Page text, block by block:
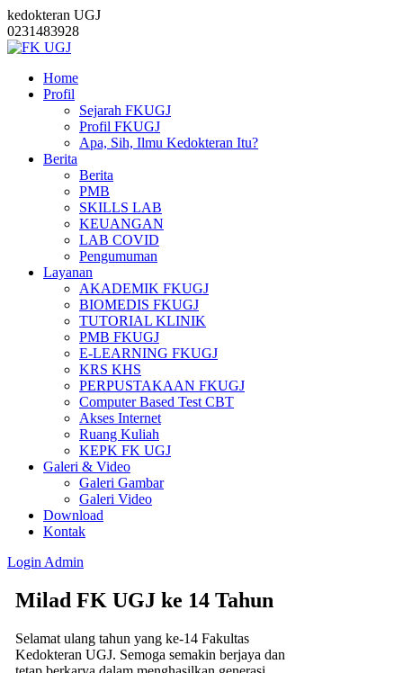
kedokteran UGJ
0231483928
Home
Profil
Sejarah FKUGJ
Profil FKUGJ
Apa, Sih, Ilmu Kedokteran Itu?
Berita
Berita
PMB
SKILLS LAB
KEUANGAN
LAB COVID
Pengumuman
Layanan
AKADEMIK FKUGJ
BIOMEDIS FKUGJ
TUTORIAL KLINIK
PMB FKUGJ
E-LEARNING FKUGJ
KRS KHS
PERPUSTAKAAN FKUGJ
Computer Based Test CBT
Akses Internet
Ruang Kuliah
KEPK FK UGJ
Galeri & Video
Galeri Gambar
Galeri Video
Download
Kontak
Login Admin
Milad FK UGJ ke 14 Tahun
Selamat ulang tahun yang ke-14 Fakultas
Kedokteran UGJ. Semoga semakin berjaya dan